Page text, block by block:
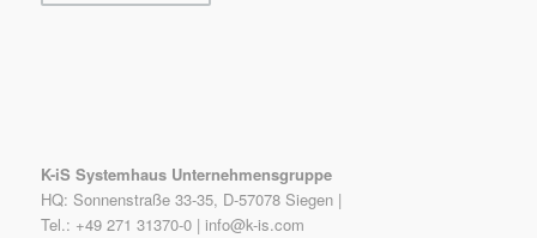
K-iS Systemhaus Unternehmensgruppe
HQ: Sonnenstraße 33-35, D-57078 Siegen |
Tel.: +49 271 31370-0 | info@k-is.com